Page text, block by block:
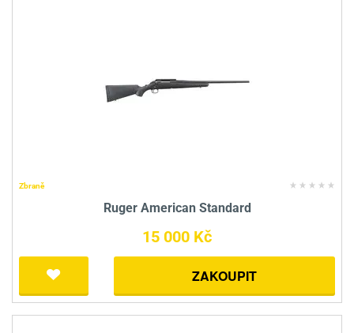
Zbraně
Ruger American Standard
15 000 Kč
ZAKOUPIT